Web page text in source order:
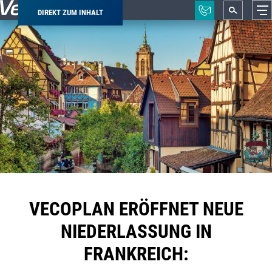
DIREKT ZUM INHALT
Pfadnavigation
VECOPLAN ERÖFFNET NEUE
NIEDERLASSUNG IN
FRANKREICH: